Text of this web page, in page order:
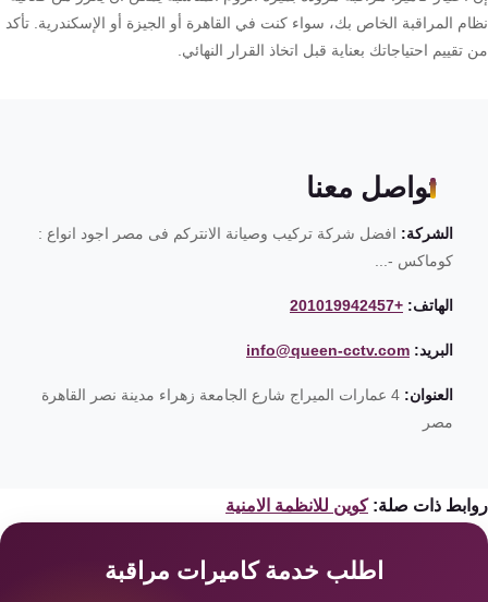
المراقبة الخاص بك، سواء كنت في القاهرة أو الجيزة أو الإسكندرية. تأكد
تقييم احتياجاتك بعناية قبل اتخاذ القرار النهائي.
تواصل معنا
الشركة:افضل شركة تركيب وصيانة الانتركم فى مصر اجود انواع :
كوماكس -...
الهاتف: +201019942457
البريد: info@queen-cctv.com
العنوان:
4 عمارات الميراج شارع الجامعة زهراء مدينة نصر القاهرة
مصر
ذات صلة: كوين للانظمة الامنية
اطلب خدمة كاميرات مراقبة